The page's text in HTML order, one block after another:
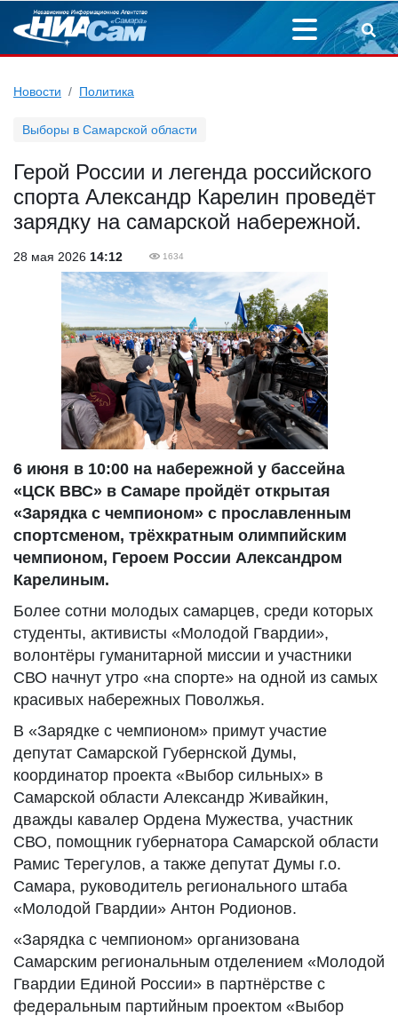
Новости Политика
Выборы в Самарской области
Герой России и легенда российского
спорта Александр Карелин проведёт
зарядку на самарской набережной.
28 мая 2026 14:12 1634
6 июня в 10:00 на набережной у бассейна
«ЦСК ВВС» в Самаре пройдёт открытая
«Зарядка с чемпионом» с прославленным
спортсменом, трёхкратным олимпийским
чемпионом, Героем России Александром
Карелиным.
Более сотни молодых самарцев, среди которых
студенты, активисты «Молодой Гвардии»,
волонтёры гуманитарной миссии и участники
СВО начнут утро «на спорте» на одной из самых
красивых набережных Поволжья.
В «Зарядке с чемпионом» примут участие
депутат Самарской Губернской Думы,
координатор проекта «Выбор сильных» в
Самарской области Александр Живайкин,
дважды кавалер Ордена Мужества, участник
СВО, помощник губернатора Самарской области
Рамис Терегулов, а также депутат Думы г.о.
Самара, руководитель регионального штаба
«Молодой Гвардии» Антон Родионов.
«Зарядка с чемпионом» организована
Самарским региональным отделением «Молодой
Гвардии Единой России» в партнёрстве с
федеральным партийным проектом «Выбор